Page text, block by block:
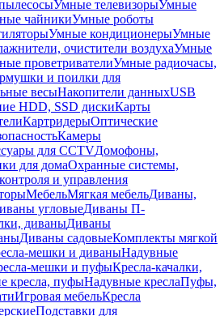
Умные телевизорыУмные
чайникиУмные роботы
Умные кондиционерыУмные
очистители воздухаУмные
проветривателиУмные радиочасы,
и поилки для
весыНакопители данныхUSB
HDD, SSD дискиКарты
КартридерыОптические
Камеры
для CCTVДомофоны,
для домаОхранные системы,
и управления
МебельМягкая мебельДиваны,
угловыеДиваны П-
диваныДиваны
Диваны садовыеКомплекты мягкой
мешки и диваныНадувные
мешки и пуфыКресла-качалки,
кресла, пуфыНадувные креслаПуфы,
Игровая мебельКресла
Подставки для